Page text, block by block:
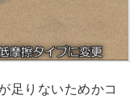
足りないためかコ